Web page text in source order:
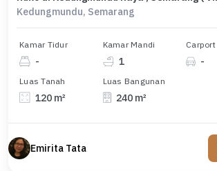
Kedungmundu, Semarang
Kamar Tidur
-
Kamar Mandi
1
Carport
-
Luas Tanah
120 m²
Luas Bangunan
240 m²
Emirita Tata